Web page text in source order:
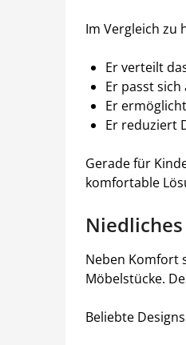
Im Vergleich zu
Er verteilt
Er passt
Er
Er reduziert
Gerade für
komfortable
Neben Komfort
Möbelstücke.
Beliebte